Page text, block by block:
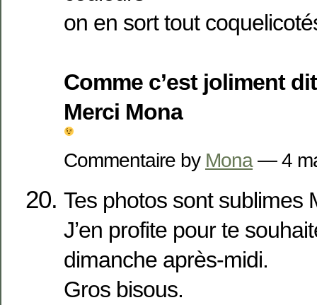
on en sort tout
Comme c’est joliment
Merci Mona
Commentaire by Mona— 4
Tes photos sont sublimes
J’en profite pour te
dimanche après-midi.
Gros bisous.